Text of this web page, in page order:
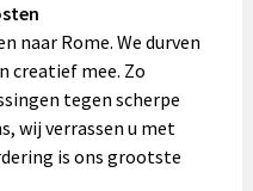
naar Rome. We durven
creatief mee. Zo
tegen scherpe
wij verrassen u met
is ons grootste